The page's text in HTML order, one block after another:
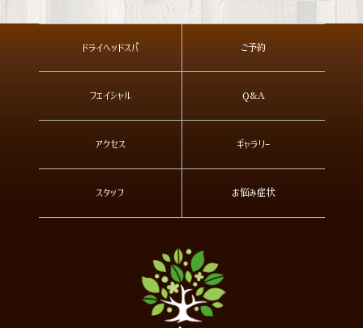
ドライヘッドスパ ご予約
フェイシャル Q&A
アクセス ギャラリー
スタッフ お悩み症状